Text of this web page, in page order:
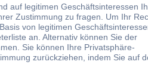
LED-Treiber-
Ausgangsstrom